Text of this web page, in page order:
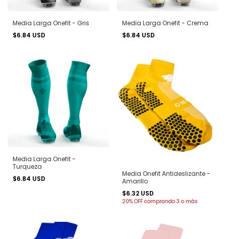
Media Larga Onefit - Gris
$6.84 USD
Media Larga Onefit - Crema
$6.84 USD
Media Larga Onefit -
Turqueza
$6.84 USD
Media Onefit Antideslizante -
Amarillo
$6.32 USD
20% OFF comprando 3 o más